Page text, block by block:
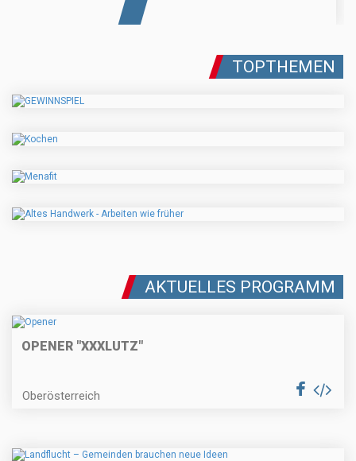
TOPTHEMEN
AKTUELLES PROGRAMM
OPENER "XXXLUTZ"
Oberösterreich